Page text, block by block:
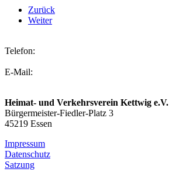
Zurück
Weiter
Telefon:
E-Mail:
Heimat- und Verkehrsverein Kettwig e.V.
Bürgermeister-Fiedler-Platz 3
45219 Essen
Impressum
Datenschutz
Satzung